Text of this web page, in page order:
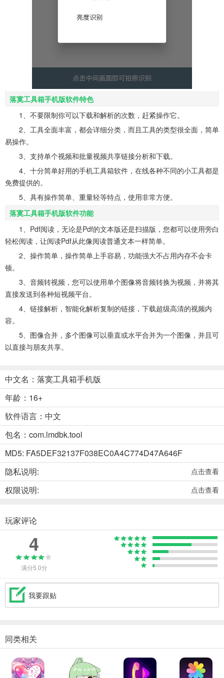
落寞工具箱手机版软件特色
1、不要限制你可以下载和解析的次数，赶紧操作它。
2、工具全面丰富，都会详细分类，而且工具的类型很全面，简单
易操作。
3、支持单个视频和批量视频共享链接分析和下载。
4、十分简单好用的手机工具箱软件，在线各种不同的小工具都是
免费提供的。
5、具有操作简单、重量轻等特点，使用非常方便。
落寞工具箱手机版软件功能
1、Pdf阅读，无论是Pdf的文本版还是扫描版，您都可以使用旁白
轻松阅读，让阅读Pdf从此像阅读普通文本一样简单。
2、操作简单，操作简单上手容易，功能强大不占用内存不会卡
顿。
3、音频转视频，您可以使用单个图像将音频转换为视频，并将其
直接发送到各种短视频平台。
4、链接解析，智能化解析复制的链接，下载超级高清的视频内
容。
5、图像合并，多个图像可以垂直或水平合并为一个图像，并且可
以直接与朋友共享。
中文名：落寞工具箱手机版
年龄：16+
软件语言：中文
包名：com.lmdbk.tool
MD5: FA5DEF32137F038EC0A4C774D47A646F
隐私说明:
点击查看
权限说明: 点击查看
玩家评论
4
满分5.0分
我要跟贴
同类相关